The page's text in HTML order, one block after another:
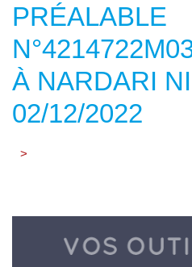
PRÉALABLE
À NARDARI
02/12/2022
>